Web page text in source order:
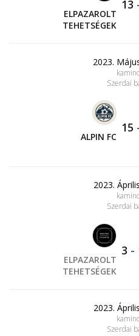
ELPAZAROLT
TEHETSÉGEK
13
2023.
Szerdai
ALPIN FC
15
2023.
Szerdai
ELPAZAROLT
TEHETSÉGEK
3 -
2023.
Szerdai